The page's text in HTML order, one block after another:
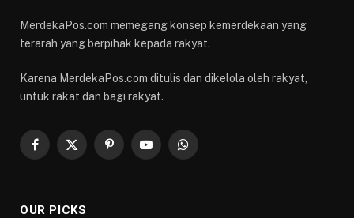
MerdekaPos.com memegang konsep kemerdekaan yang
terarah yang berpihak kepada rakyat.
Karena MerdekaPos.com ditulis dan dikelola oleh rakyat,
untuk rakat dan bagi rakyat.
Facebook
X
PinterestYouTubeWhatsApp
OUR PICKS